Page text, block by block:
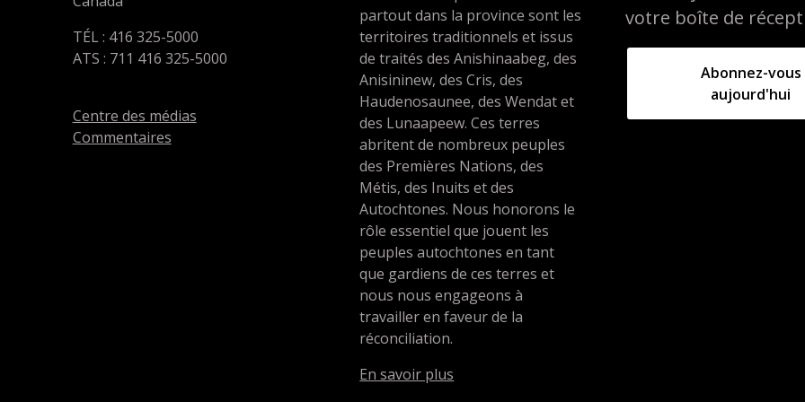
TÉL : 416 325-5000
ATS : 711 416 325-5000
Centre des médias
Commentaires
partout dans la province sont les
territoires traditionnels et issus
de traités des Anishinaabeg, des
Anisininew, des Cris, des
Haudenosaunee, des Wendat et
des Lunaapeew. Ces terres
abritent de nombreux peuples
des Premières Nations, des
Métis, des Inuits et des
Autochtones. Nous honorons le
rôle essentiel que jouent les
peuples autochtones en tant
que gardiens de ces terres et
nous nous engageons à
travailler en faveur de la
réconciliation.
En savoir plus
votre boîte de
Abonnez-vous
aujourd'hui